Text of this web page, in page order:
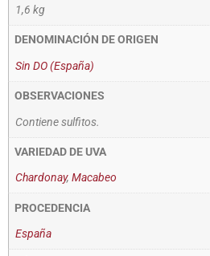
1,6 kg
DENOMINACIÓN DE ORIGEN
Sin DO (España)
OBSERVACIONES
Contiene sulfitos.
VARIEDAD DE UVA
Chardonay, Macabeo
PROCEDENCIA
España